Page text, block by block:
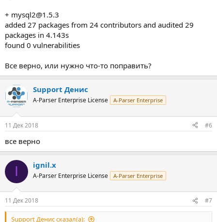
+ mysql2@1.5.3
added 27 packages from 24 contributors and audited 29
packages in 4.143s
found 0 vulnerabilities
Все верно, или нужно что-то поправить?
Support Денис
A-Parser Enterprise License A-Parser Enterprise
11 Дек 2018 #6
все верно
I ignil.x
A-Parser Enterprise License A-Parser Enterprise
11 Дек 2018 #7
Support Денис сказал(а):